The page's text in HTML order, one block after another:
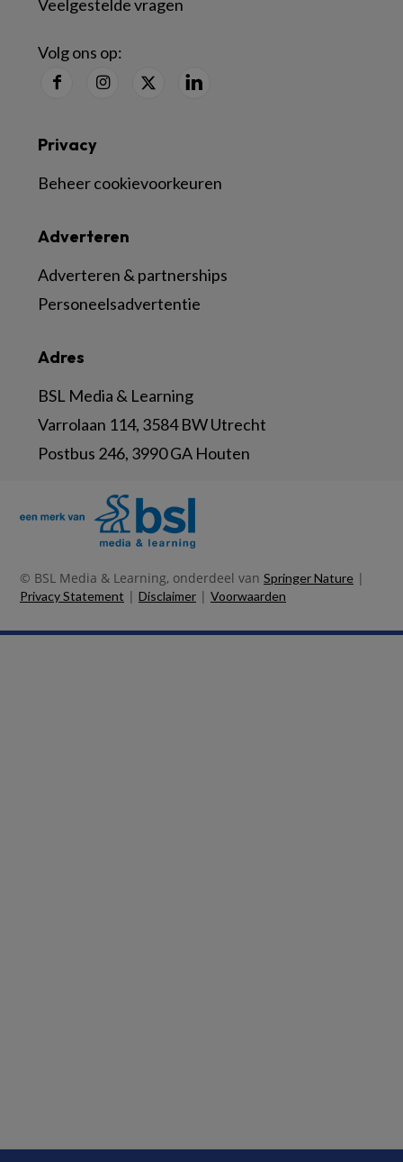
Veelgestelde vragen
Volg ons op:
Adres
BSL Media & Learning
Varrolaan 114, 3584 BW Utrecht
Postbus 246, 3990 GA Houten
Adverteren
Adverteren & partnerships
Personeelsadvertentie
Privacy
Beheer cookievoorkeuren
© BSL Media & Learning, onderdeel van Springer Nature |
Privacy Statement | Disclaimer | Voorwaarden